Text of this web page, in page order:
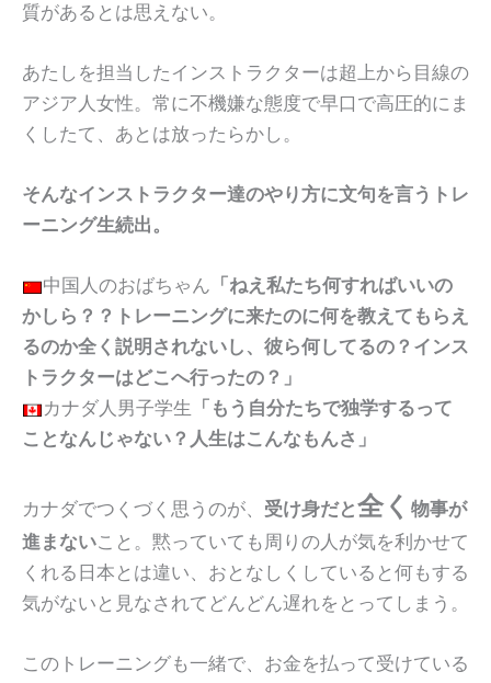
質があるとは思えない。
あたしを担当したインストラクターは超上から目線の
アジア人女性。常に不機嫌な態度で早口で高圧的にま
くしたて、あとは放ったらかし。
そんなインストラクター達のやり方に文句を言うトレ
ーニング生続出。
中国人のおばちゃん 「ねえ私たち何すればいいの
かしら？？トレーニングに来たのに何を教えてもらえ
るのか全く説明されないし、彼ら何してるの？インス
トラクターはどこへ行ったの？」
カナダ人男子学生
「もう自分たちで独学するって
ことなんじゃない？人生はこんなもんさ」
カナダでつくづく思うのが、 受け身だと全く 物事が
進まないこと。黙っていても周りの人が気を利かせて
くれる日本とは違い、おとなしくしていると何もする
気がないと見なされてどんどん遅れをとってしまう。
このトレーニングも一緒で、お金を払って受けている